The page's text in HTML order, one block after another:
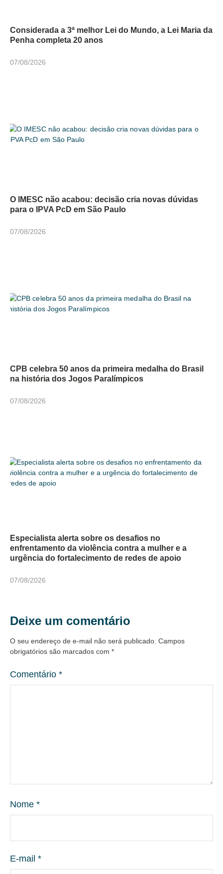
Considerada a 3ª melhor Lei do Mundo, a Lei Maria da
Penha completa 20 anos
07/08/2026
O IMESC não acabou: decisão cria novas dúvidas
para o IPVA PcD em São Paulo
07/08/2026
CPB celebra 50 anos da primeira medalha do Brasil
na história dos Jogos Paralímpicos
07/08/2026
Especialista alerta sobre os desafios no
enfrentamento da violência contra a mulher e a
urgência do fortalecimento de redes de apoio
07/08/2026
Deixe um comentário
O seu endereço de e-mail não será publicado. Campos
obrigatórios são marcados com *
Comentário *
Nome *
E-mail *